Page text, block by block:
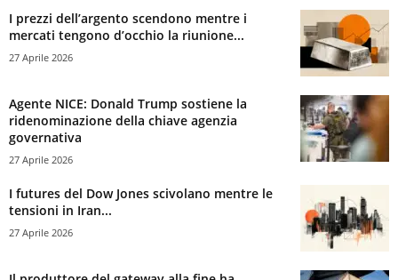
I prezzi dell’argento scendono mentre i
mercati tengono d’occhio la riunione...
27 Aprile 2026
Agente NICE: Donald Trump sostiene la
ridenominazione della chiave agenzia
governativa
27 Aprile 2026
I futures del Dow Jones scivolano mentre le
tensioni in Iran...
27 Aprile 2026